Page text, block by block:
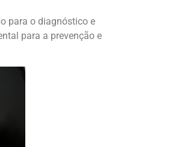
para o diagnóstico e
para a prevenção e